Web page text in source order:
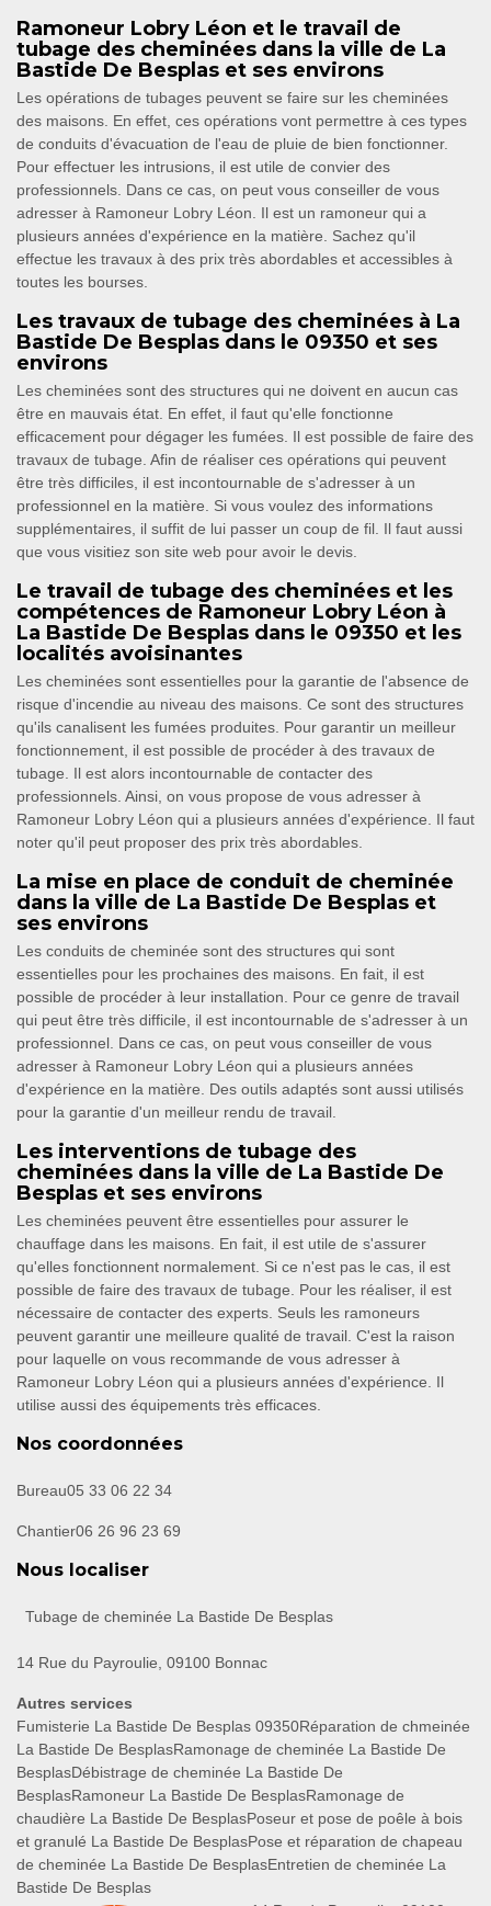
Ramoneur Lobry Léon et le travail de
tubage des cheminées dans la ville de La
Bastide De Besplas et ses environs
Les opérations de tubages peuvent se faire sur les cheminées
des maisons. En effet, ces opérations vont permettre à ces types
de conduits d'évacuation de l'eau de pluie de bien fonctionner.
Pour effectuer les intrusions, il est utile de convier des
professionnels. Dans ce cas, on peut vous conseiller de vous
adresser à Ramoneur Lobry Léon. Il est un ramoneur qui a
plusieurs années d'expérience en la matière. Sachez qu'il
effectue les travaux à des prix très abordables et accessibles à
toutes les bourses.
Les travaux de tubage des cheminées à La
Bastide De Besplas dans le 09350 et ses
environs
Les cheminées sont des structures qui ne doivent en aucun cas
être en mauvais état. En effet, il faut qu'elle fonctionne
efficacement pour dégager les fumées. Il est possible de faire des
travaux de tubage. Afin de réaliser ces opérations qui peuvent
être très difficiles, il est incontournable de s'adresser à un
professionnel en la matière. Si vous voulez des informations
supplémentaires, il suffit de lui passer un coup de fil. Il faut aussi
que vous visitiez son site web pour avoir le devis.
Le travail de tubage des cheminées et les
compétences de Ramoneur Lobry Léon à
La Bastide De Besplas dans le 09350 et les
localités avoisinantes
Les cheminées sont essentielles pour la garantie de l'absence de
risque d'incendie au niveau des maisons. Ce sont des structures
qu'ils canalisent les fumées produites. Pour garantir un meilleur
fonctionnement, il est possible de procéder à des travaux de
tubage. Il est alors incontournable de contacter des
professionnels. Ainsi, on vous propose de vous adresser à
Ramoneur Lobry Léon qui a plusieurs années d'expérience. Il faut
noter qu'il peut proposer des prix très abordables.
La mise en place de conduit de cheminée
dans la ville de La Bastide De Besplas et
ses environs
Les conduits de cheminée sont des structures qui sont
essentielles pour les prochaines des maisons. En fait, il est
possible de procéder à leur installation. Pour ce genre de travail
qui peut être très difficile, il est incontournable de s'adresser à un
professionnel. Dans ce cas, on peut vous conseiller de vous
adresser à Ramoneur Lobry Léon qui a plusieurs années
d'expérience en la matière. Des outils adaptés sont aussi utilisés
pour la garantie d'un meilleur rendu de travail.
Les interventions de tubage des
cheminées dans la ville de La Bastide De
Besplas et ses environs
Les cheminées peuvent être essentielles pour assurer le
chauffage dans les maisons. En fait, il est utile de s'assurer
qu'elles fonctionnent normalement. Si ce n'est pas le cas, il est
possible de faire des travaux de tubage. Pour les réaliser, il est
nécessaire de contacter des experts. Seuls les ramoneurs
peuvent garantir une meilleure qualité de travail. C'est la raison
pour laquelle on vous recommande de vous adresser à
Ramoneur Lobry Léon qui a plusieurs années d'expérience. Il
utilise aussi des équipements très efficaces.
Nos coordonnées
Bureau05 33 06 22 34
Chantier06 26 96 23 69
Nous localiser
Tubage de cheminée La Bastide De Besplas
14 Rue du Payroulie, 09100 Bonnac
Autres services
Fumisterie La Bastide De Besplas 09350Réparation de chmeinée
La Bastide De BesplasRamonage de cheminée La Bastide De
BesplasDébistrage de cheminée La Bastide De
BesplasRamoneur La Bastide De BesplasRamonage de
chaudière La Bastide De BesplasPoseur et pose de poêle à bois
et granulé La Bastide De BesplasPose et réparation de chapeau
de cheminée La Bastide De BesplasEntretien de cheminée La
Bastide De Besplas